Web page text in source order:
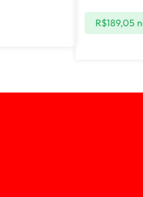
R$189,05